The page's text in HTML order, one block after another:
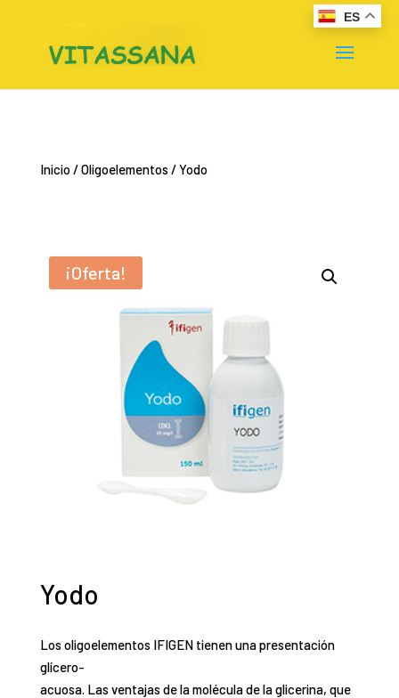
Inicio/Oligoelementos / Yodo
¡Oferta!
Yodo
Los oligoelementos IFIGEN tienen una presentación
glícero-
acuosa. Las ventajas de la molécula de la glicerina, que
ES